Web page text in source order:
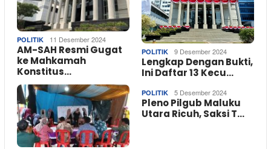
POLITIK 11 Desember 2024
AM-SAH Resmi Gugat
ke Mahkamah
Konstitus…
POLITIK 9 Desember 2024
Lengkap Dengan Bukti,
Ini Daftar 13 Kecu…
POLITIK 5 Desember 2024
Pleno Pilgub Maluku
Utara Ricuh, Saksi T…